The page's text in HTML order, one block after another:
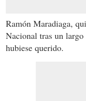
Ramón Maradiaga,
Nacional tras un
hubiese querido.